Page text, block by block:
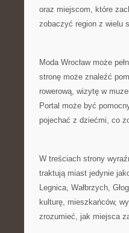
oraz miejscom, które
zobaczyć region z wielu
Moda Wrocław może
stronę może znaleźć
rowerową, wizytę w
Portal może być
pojechać z dziećmi, co
W treściach strony
traktują miast jedynie
Legnica, Wałbrzych,
kulturę, mieszkańców,
zrozumieć, jak miejsca